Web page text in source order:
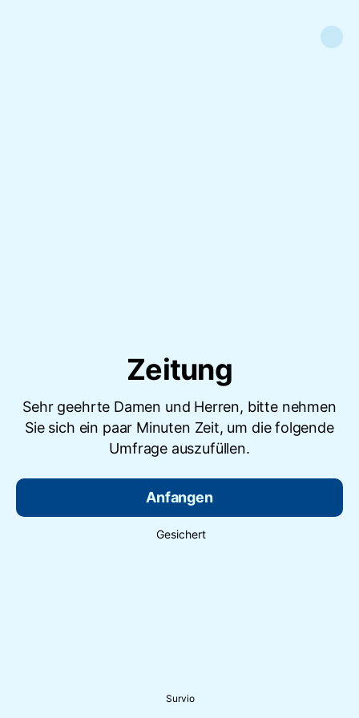
Zeitung
Sehr geehrte Damen und Herren, bitte nehmen
Sie sich ein paar Minuten Zeit, um die folgende
Umfrage auszufüllen.
Anfangen
Gesichert
Survio